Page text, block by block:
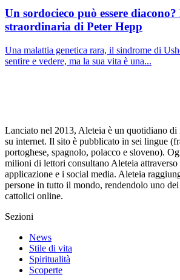
Un sordocieco può essere
straordinaria di Peter Hepp
Una malattia genetica rara, il sindrome di
sentire e vedere, ma la sua vita è una...
Lanciato nel 2013, Aleteia è un quotidiano
su internet. Il sito è pubblicato in sei lingue
portoghese, spagnolo, polacco e sloveno).
milioni di lettori consultano Aleteia attraverso
applicazione e i social media. Aleteia
persone in tutto il mondo, rendendolo uno
cattolici online.
Sezioni
News
Stile di vita
Spiritualità
Scoperte